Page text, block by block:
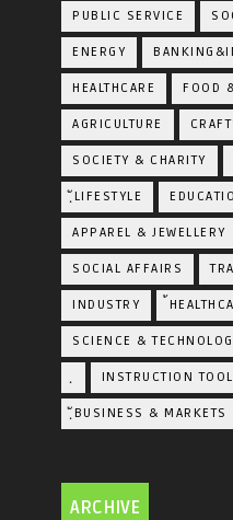
PUBLIC SERVICE
ENERGY
HEALTHCARE FOOD
AGRICULTURE
SOCIETY & CHARITY
ฺัLIFESTYLE
APPAREL & JEWELLERY
SOCIAL AFFAIRS
INDUSTRY
SCIENCE &
INSTRUCTION TOOL
ฺัBUSINESS & MARKETS
ARCHIVE